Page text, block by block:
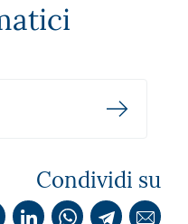
Condividi su